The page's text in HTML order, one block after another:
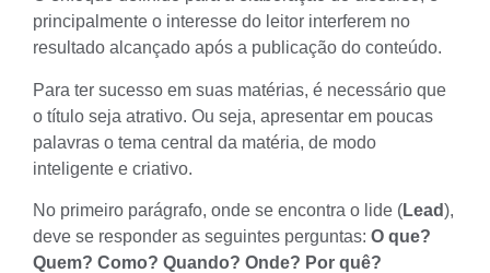
principalmente o interesse do leitor interferem no
resultado alcançado após a publicação do conteúdo.
Para ter sucesso em suas matérias, é necessário que
o título seja atrativo. Ou seja, apresentar em poucas
palavras o tema central da matéria, de modo
inteligente e criativo.
No primeiro parágrafo, onde se encontra o lide (Lead),
deve se responder as seguintes perguntas: O que?
Quem? Como? Quando? Onde? Por quê?